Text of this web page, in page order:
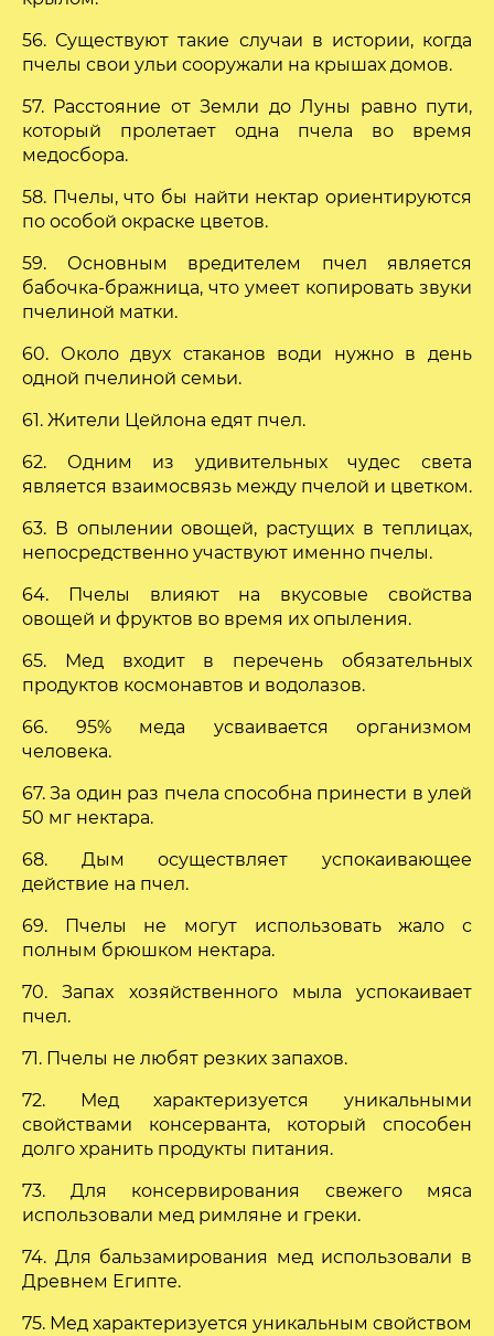
56. Существуют такие случаи в истории, когда
пчелы свои ульи сооружали на крышах домов.
57. Расстояние от Земли до Луны равно пути,
который пролетает одна пчела во время
медосбора.
58. Пчелы, что бы найти нектар ориентируются
по особой окраске цветов.
59. Основным вредителем пчел является
бабочка-бражница, что умеет копировать звуки
пчелиной матки.
60. Около двух стаканов води нужно в день
одной пчелиной семьи.
61. Жители Цейлона едят пчел.
62. Одним из удивительных чудес света
является взаимосвязь между пчелой и цветком.
63. В опылении овощей, растущих в теплицах,
непосредственно участвуют именно пчелы.
64. Пчелы влияют на вкусовые свойства
овощей и фруктов во время их опыления.
65. Мед входит в перечень обязательных
продуктов космонавтов и водолазов.
66. 95% меда усваивается организмом
человека.
67. За один раз пчела способна принести в улей
50 мг нектара.
68. Дым осуществляет успокаивающее
действие на пчел.
69. Пчелы не могут использовать жало с
полным брюшком нектара.
70. Запах хозяйственного мыла успокаивает
пчел.
71. Пчелы не любят резких запахов.
72. Мед характеризуется уникальными
свойствами консерванта, который способен
долго хранить продукты питания.
73. Для консервирования свежего мяса
использовали мед римляне и греки.
74. Для бальзамирования мед использовали в
Древнем Египте.
75. Мед характеризуется уникальным свойством